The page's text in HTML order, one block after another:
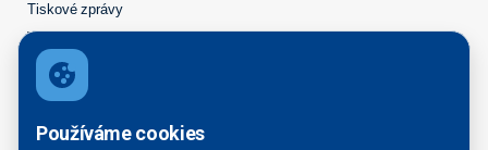
Používáme cookies
Tiskové zprávy
Veřejné zakázky
Majetek k prodeji
STRATEGICKÉ ZÁMĚRY
Přístaviště na Labi